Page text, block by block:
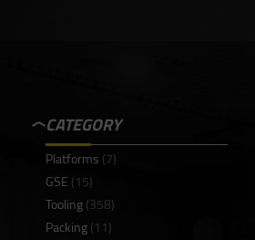
CATEGORY
Platforms(7)
GSE(15)
Tooling(358)
Packing(11)